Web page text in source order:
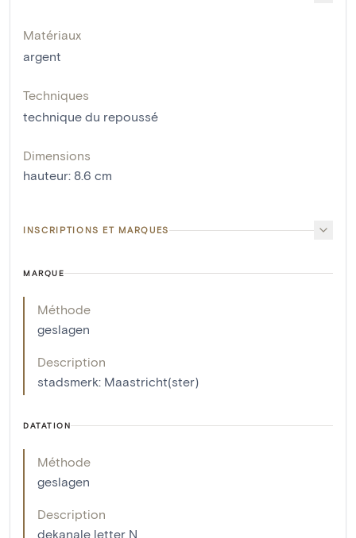
Matériaux
argent
Techniques
technique du repoussé
Dimensions
hauteur: 8.6 cm
INSCRIPTIONS ET MARQUES
MARQUE
Méthode
geslagen
Description
stadsmerk: Maastricht(ster)
DATATION
Méthode
geslagen
Description
dekanale letter N